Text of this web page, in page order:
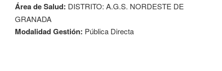
Área de Salud: DISTRITO: A.G.S. NORDESTE DE
GRANADA
Modalidad Gestión: Pública Directa